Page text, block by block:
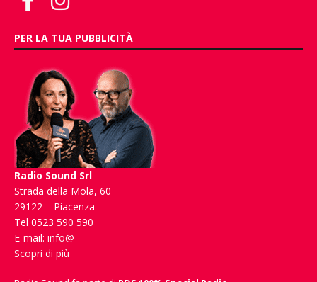
PER LA TUA PUBBLICITÀ
Radio Sound Srl
Strada della Mola, 60
29122 – Piacenza
Tel 0523 590 590
E-mail: info@
Scopri di più